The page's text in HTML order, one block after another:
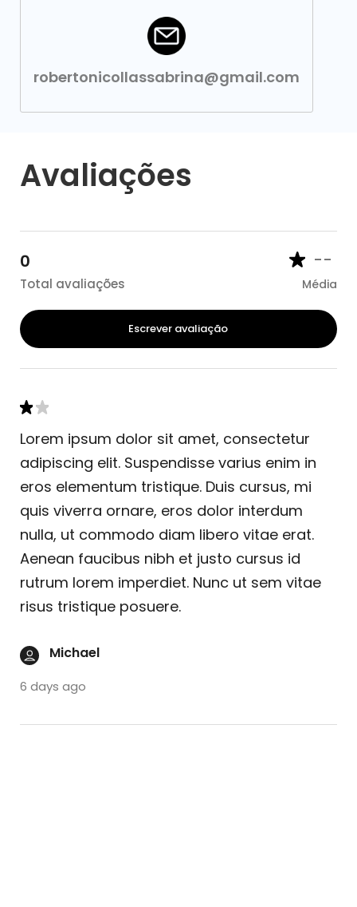
robertonicollassabrina@gmail.com
Avaliações
0
Total avaliações
--
Média
Escrever avaliação
Lorem ipsum dolor sit amet, consectetur
adipiscing elit. Suspendisse varius enim in
eros elementum tristique. Duis cursus, mi
quis viverra ornare, eros dolor interdum
nulla, ut commodo diam libero vitae erat.
Aenean faucibus nibh et justo cursus id
rutrum lorem imperdiet. Nunc ut sem vitae
risus tristique posuere.
Michael
6 days ago